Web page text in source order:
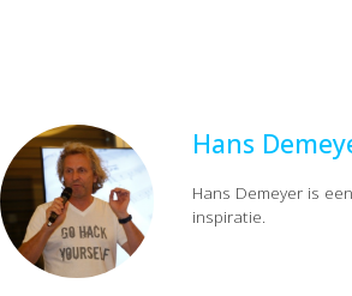
Hans
Hans Demeyer is
inspiratie.